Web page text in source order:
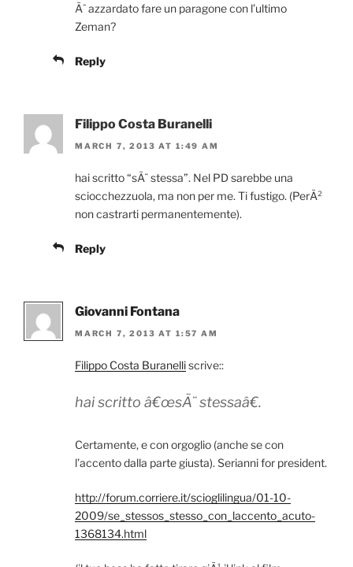
Ãˆ azzardato fare un paragone con l’ultimo
Zeman?
Reply
Filippo Costa Buranelli
MARCH 7, 2013 AT 1:49 AM
hai scritto “sÃ¨ stessa”. Nel PD sarebbe una
sciocchezzuola, ma non per me. Ti fustigo. (PerÃ²
non castrarti permanentemente).
Reply
Giovanni Fontana
MARCH 7, 2013 AT 1:57 AM
Filippo Costa Buranelliscrive::
hai scritto â€œsÃ¨ stessaâ€.
Certamente, e con orgoglio (anche se con
l’accento dalla parte giusta). Serianni for president.
http://forum.corriere.it/scioglilingua/01-10-
2009/se_stessos_stesso_con_laccento_acuto-
1368134.html